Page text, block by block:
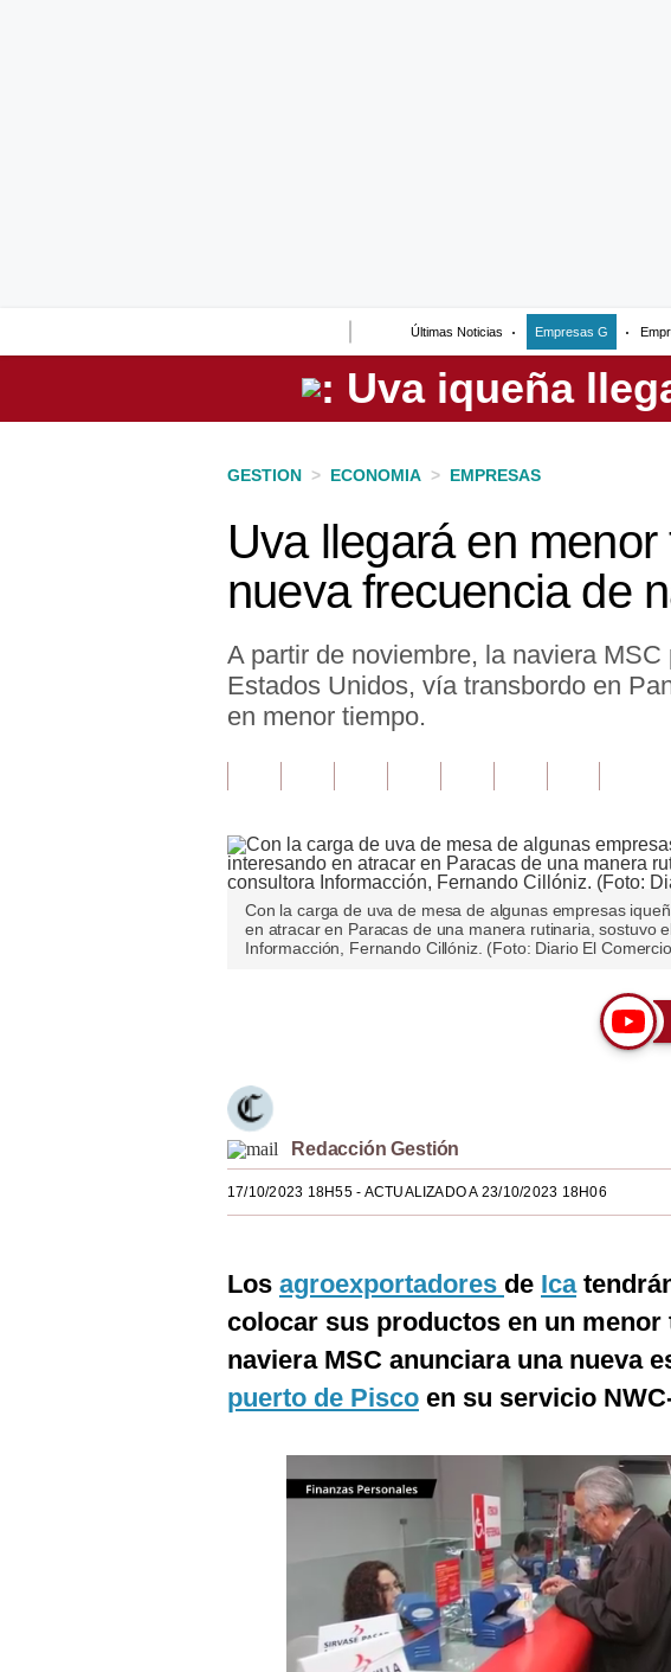
Últimas Noticias Empresas G
Perú
GESTION > ECONOMIA > EMPRESAS
Uva llegará en
nueva frecuencia de
A partir de noviembre, la naviera
Estados Unidos, vía transbordo en
en menor tiempo.
Con la carga de uva de mesa de algunas empresas
en atracar en Paracas de una manera rutinaria, sostuvo
Informacción, Fernando Cillóniz. (Foto: Diario El
Redacción Gestión
17/10/2023 18H55- ACTUALIZADO A 23/10/2023 18H06
Los agroexportadores de Ica
colocar sus productos en un menor
naviera MSC anunciara una nueva
puerto de Pisco en su servicio